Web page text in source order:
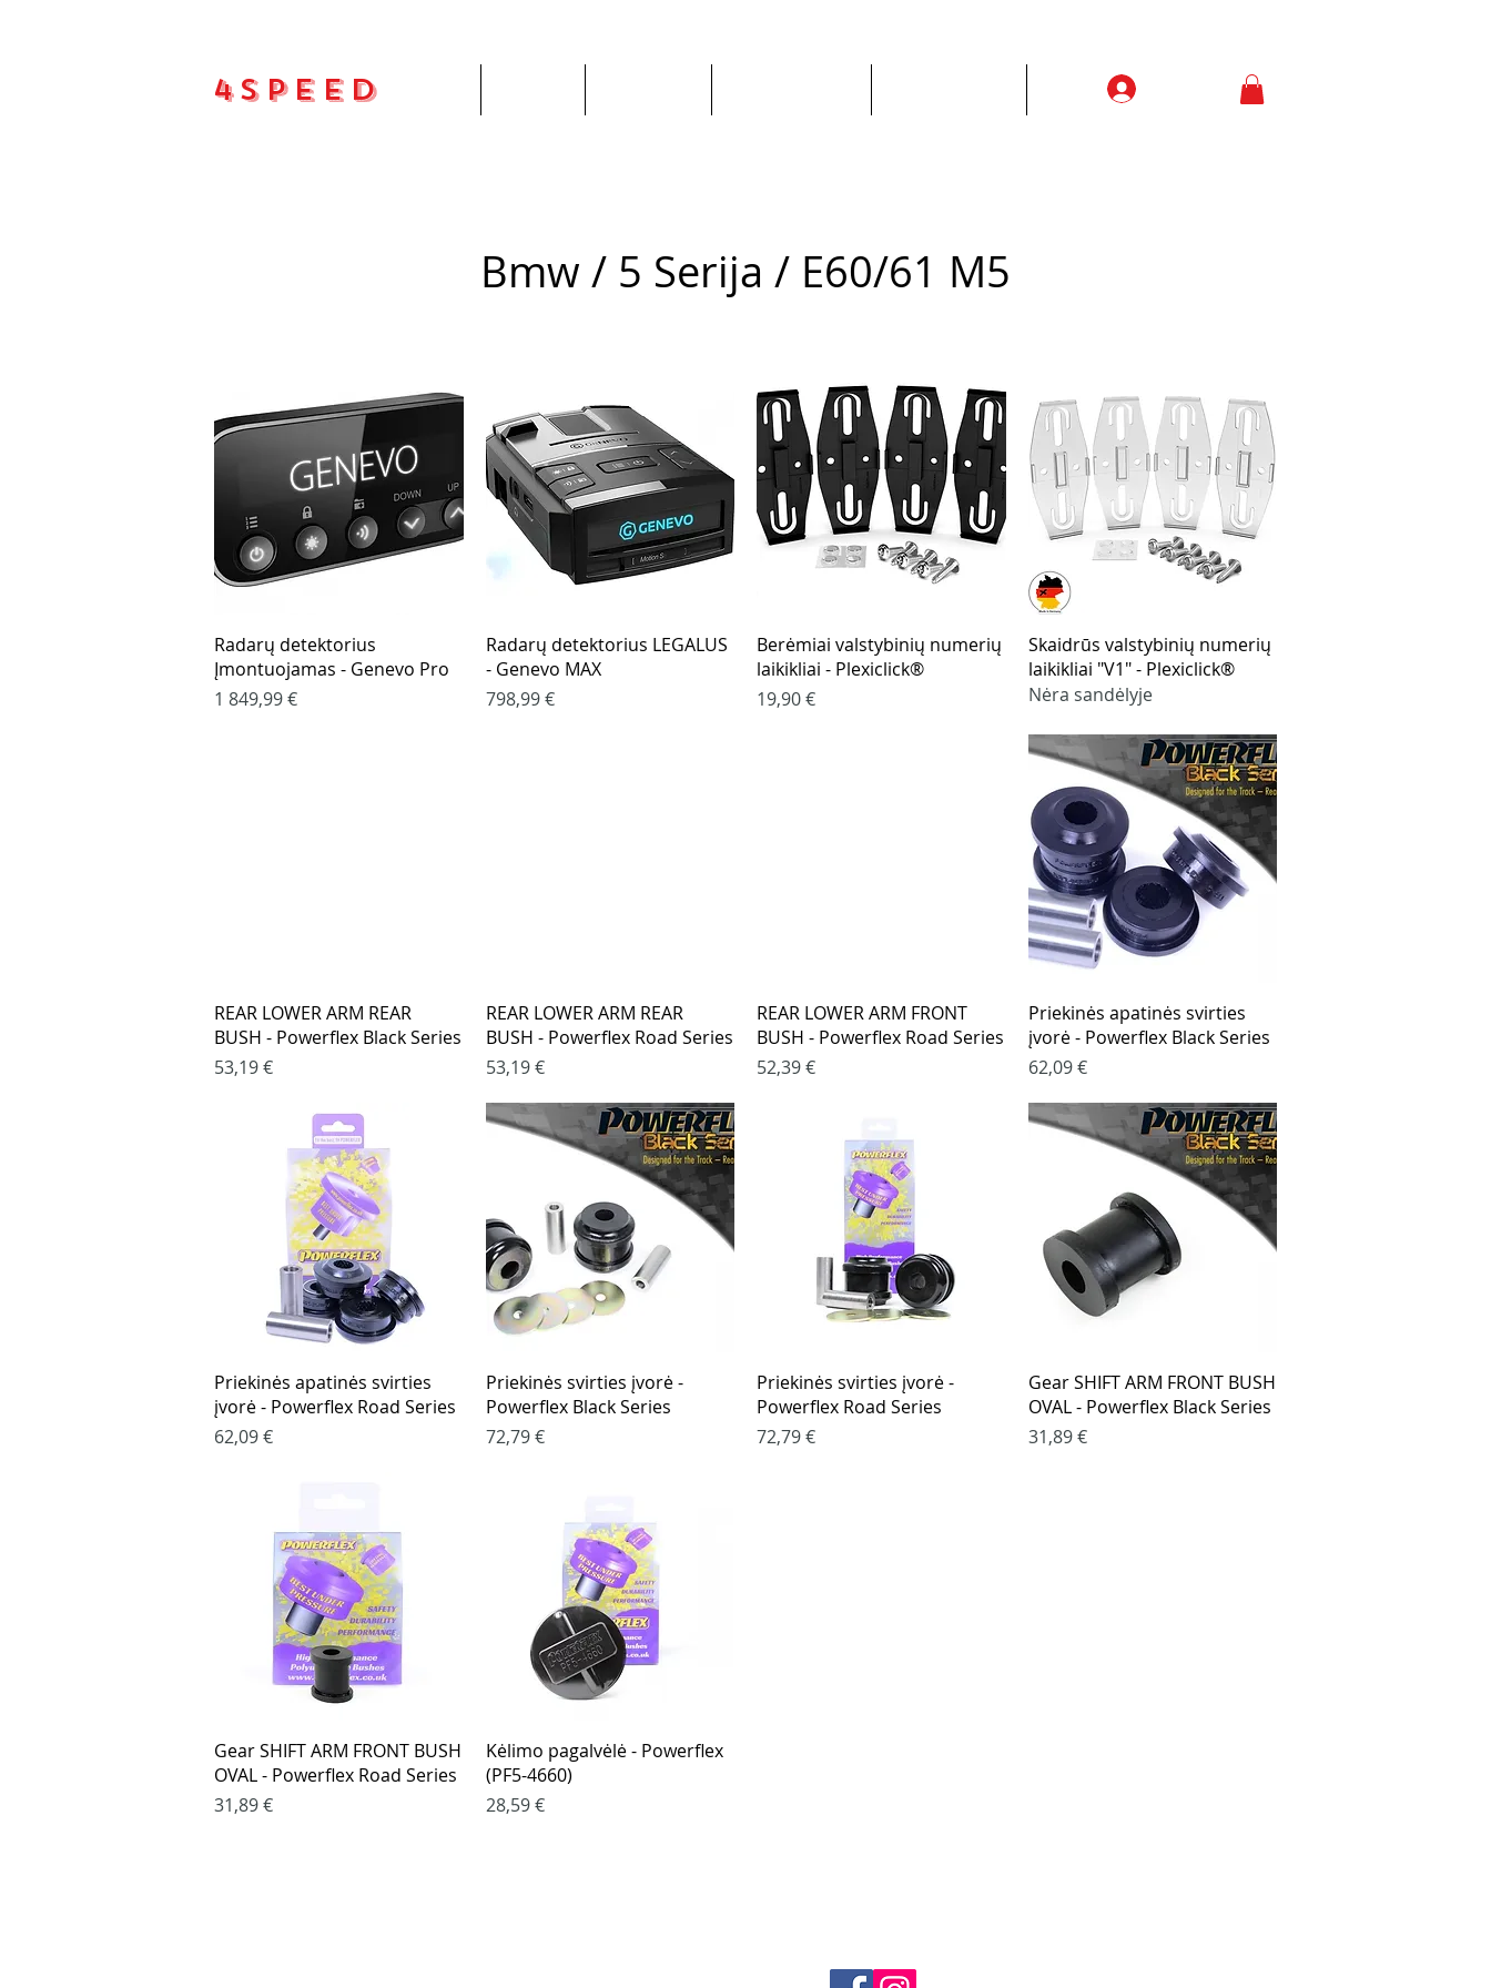
4Speed
Bmw / 5 Serija / E60/61 M5
Greita peržiūra
Radarų detektorius
Įmontuojamas - Genevo Pro
Kaina
1 849,99 €
Greita peržiūra
Radarų detektorius LEGALUS
- Genevo MAX
Kaina
798,99 €
Greita peržiūra
Berėmiai valstybinių numerių
laikikliai - Plexiclick®
Kaina
19,90 €
Greita peržiūra
Skaidrūs valstybinių numerių
laikikliai "V1" - Plexiclick®
Nėra sandėlyje
Greita peržiūra
REAR LOWER ARM REAR
BUSH - Powerflex Black Series
Kaina
53,19 €
Greita peržiūra
REAR LOWER ARM REAR
BUSH - Powerflex Road Series
Kaina
53,19 €
Greita peržiūra
REAR LOWER ARM FRONT
BUSH - Powerflex Road Series
Kaina
52,39 €
Greita peržiūra
Priekinės apatinės svirties
įvorė - Powerflex Black Series
Kaina
62,09 €
Greita peržiūra
Priekinės apatinės svirties
įvorė - Powerflex Road Series
Kaina
62,09 €
Greita peržiūra
Priekinės svirties įvorė -
Powerflex Black Series
Kaina
72,79 €
Greita peržiūra
Priekinės svirties įvorė -
Powerflex Road Series
Kaina
72,79 €
Greita peržiūra
Gear SHIFT ARM FRONT BUSH
OVAL - Powerflex Black Series
Kaina
31,89 €
Greita peržiūra
Gear SHIFT ARM FRONT BUSH
OVAL - Powerflex Road Series
Kaina
31,89 €
Greita peržiūra
Kėlimo pagalvėlė - Powerflex
(PF5-4660)
Kaina
28,59 €